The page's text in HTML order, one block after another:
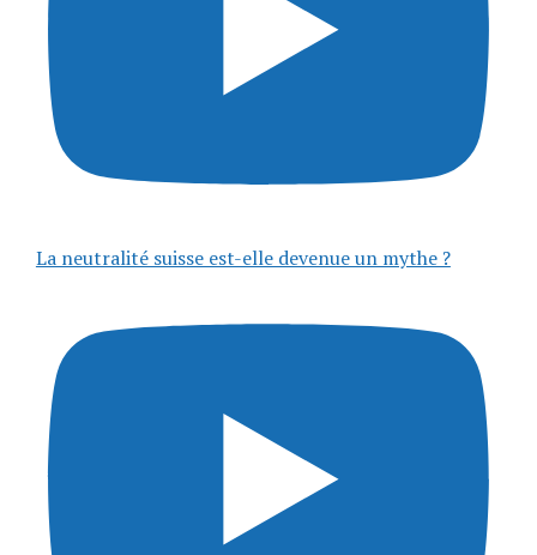
La neutralité suisse est-elle devenue un mythe ?